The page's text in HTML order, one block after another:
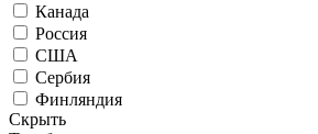
Канада
Россия
США
Сербия
Финляндия
Скрыть